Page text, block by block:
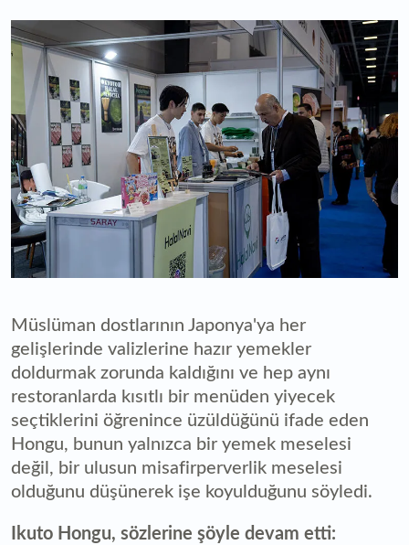
Müslüman dostlarının Japonya'ya her
gelişlerinde valizlerine hazır yemekler
doldurmak zorunda kaldığını ve hep aynı
restoranlarda kısıtlı bir menüden yiyecek
seçtiklerini öğrenince üzüldüğünü ifade eden
Hongu, bunun yalnızca bir yemek meselesi
değil, bir ulusun misafirperverlik meselesi
olduğunu düşünerek işe koyulduğunu söyledi.
Ikuto Hongu, sözlerine şöyle devam etti: